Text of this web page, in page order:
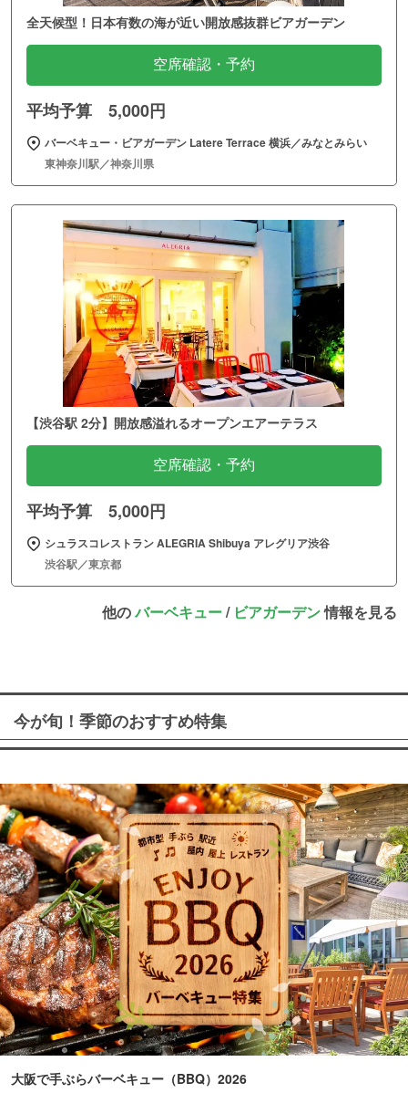
全天候型！日本有数の海が近い開放感抜群ビアガーデン
空席確認・予約
平均予算 5,000円
バーベキュー・ビアガーデン Latere Terrace 横浜／みなとみらい
東神奈川駅／神奈川県
【渋谷駅 2分】開放感溢れるオープンエアーテラス
空席確認・予約
平均予算 5,000円
シュラスコレストラン ALEGRIA Shibuya アレグリア渋谷
渋谷駅／東京都
他のバーベキュー/ ビアガーデン情報を見る
今が旬！季節のおすすめ特集
大阪で手ぶらバーベキュー（BBQ）2026